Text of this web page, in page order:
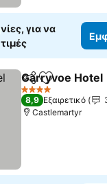
για να
Κοινοποίηση
Προσθήκη
Garryvoe Hotel
4 Αστέρια
8,9 Εξαιρετικό
Castlemartyr